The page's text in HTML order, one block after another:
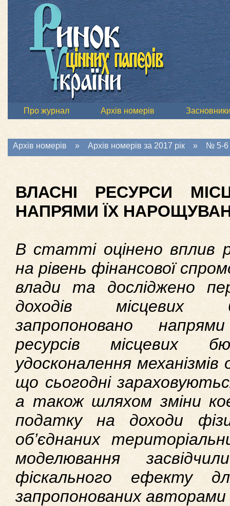
Про журнал Архів номерів
Архів номерів » Архів номерів за 2017 рік » № 5-6
ВЛАСНІ РЕСУРСИ
НАПРЯМИ ЇХ
В статті оцінено вплив
на рівень фінансової
влади та досліджено
доходів місцевих
запропоновано
ресурсів місцевих
удосконалення
що сьогодні
а також шляхом зміни
податку на доходи
об’єднаних
моделювання
фіскального ефекту
запропонованих авторами